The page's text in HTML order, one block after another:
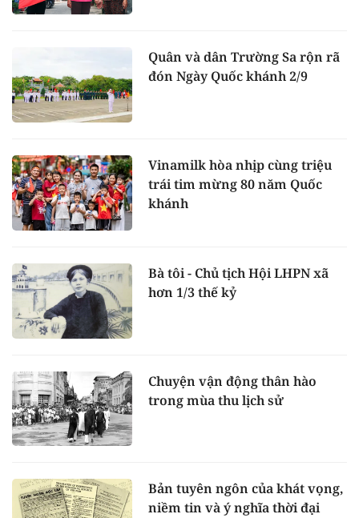
Quân và dân Trường Sa rộn rã
đón Ngày Quốc khánh 2/9
Vinamilk hòa nhịp cùng triệu
trái tim mừng 80 năm Quốc
khánh
Bà tôi - Chủ tịch Hội LHPN xã
hơn 1/3 thế kỷ
Chuyện vận động thân hào
trong mùa thu lịch sử
Bản tuyên ngôn của khát vọng,
niềm tin và ý nghĩa thời đại